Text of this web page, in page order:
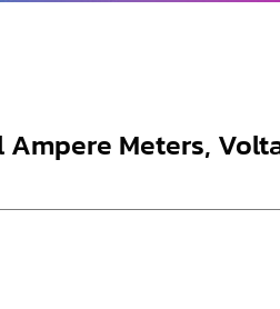
Ampere Meters,